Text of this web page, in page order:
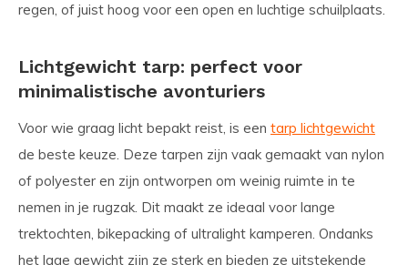
regen, of juist hoog voor een open en luchtige schuilplaats.
Lichtgewicht tarp: perfect voor
minimalistische avonturiers
Voor wie graag licht bepakt reist, is een tarp lichtgewicht
de beste keuze. Deze tarpen zijn vaak gemaakt van nylon
of polyester en zijn ontworpen om weinig ruimte in te
nemen in je rugzak. Dit maakt ze ideaal voor lange
trektochten, bikepacking of ultralight kamperen. Ondanks
het lage gewicht zijn ze sterk en bieden ze uitstekende